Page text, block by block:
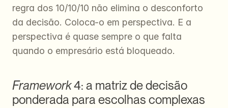
regra dos 10/10/10 não elimina o desconforto
da decisão. Coloca-o em perspectiva. E a
perspectiva é quase sempre o que falta
quando o empresário está bloqueado.
Framework 4: a matriz de decisão
ponderada para escolhas complexas